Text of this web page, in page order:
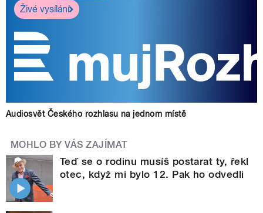
Živé vysílání
Audiosvět Českého rozhlasu na jednom místě
MOHLO BY VÁS ZAJÍMAT
Teď se o rodinu musíš postarat ty, řekl
otec, když mi bylo 12. Pak ho odvedli